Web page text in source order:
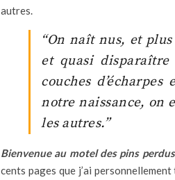
autres.
“On naît nus, et
et quasi
couches
notre naissance, on
les autres.”
Bienvenue au motel des pins perdus
cents pages que j’ai